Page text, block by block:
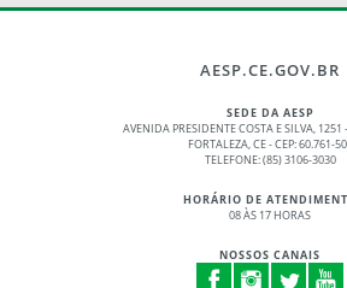
AESP.CE.GOV.BR
SEDE DA AESP
AVENIDA PRESIDENTE COSTA E SILVA,
FORTALEZA, CE - CEP: 60.761-
TELEFONE: (85) 3106-3030
HORÁRIO DE
08 ÀS 17 HORAS
NOSSOS CANAIS